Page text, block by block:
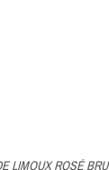
LIMOUX ROSÉ